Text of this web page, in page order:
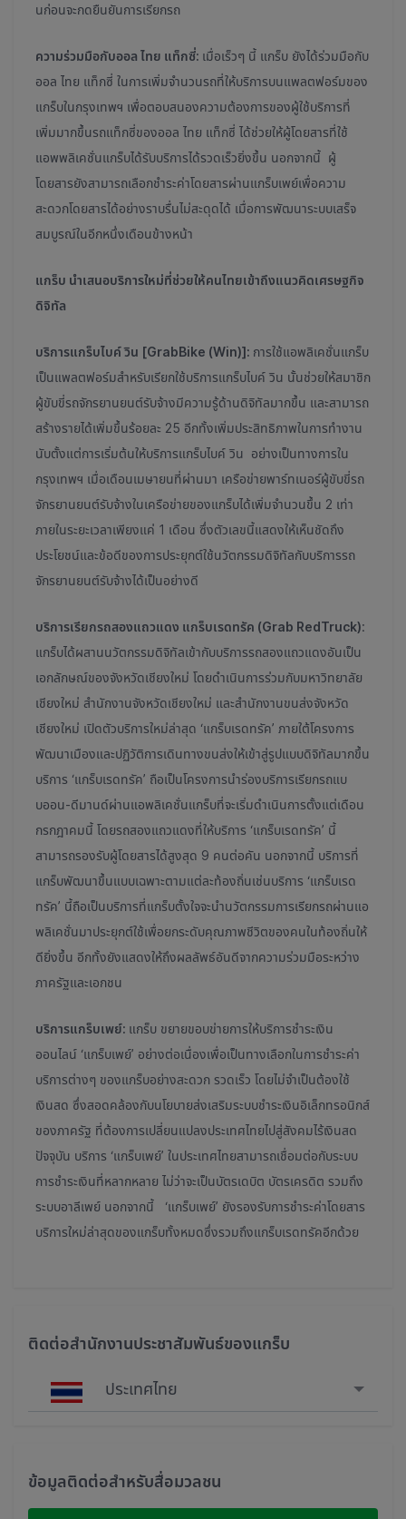
นก่อนจะกดยืนยันการเรียกรถ
ความร่วมมือกับออล ไทย แท็กซี่: เมื่อเร็วๆ นี้ แกร็บ ยังได้ร่วมมือกับ
ออล ไทย แท็กซี่ ในการเพิ่มจำนวนรถที่ให้บริการบนแพลตฟอร์มของ
แกร็บในกรุงเทพฯ เพื่อตอบสนองความต้องการของผู้ใช้บริการที่
เพิ่มมากขึ้นรถแท็กซี่ของออล ไทย แท็กซี่ ได้ช่วยให้ผู้โดยสารที่ใช้
แอพพลิเคชั่นแกร็บได้รับบริการได้รวดเร็วยิ่งขึ้น นอกจากนี้ ผู้
โดยสารยังสามารถเลือกชำระค่าโดยสารผ่านแกร็บเพย์เพื่อความ
สะดวกโดยสารได้อย่างราบรื่นไม่สะดุดได้ เมื่อการพัฒนาระบบเสร็จ
สมบูรณ์ในอีกหนึ่งเดือนข้างหน้า
แกร็บ นำเสนอบริการใหม่ที่ช่วยให้คนไทยเข้าถึงแนวคิดเศรษฐกิจ
ดิจิทัล
บริการแกร็บไบค์ วิน [GrabBike (Win)]: การใช้แอพลิเคชั่นแกร็บ
เป็นแพลตฟอร์มสำหรับเรียกใช้บริการแกร็บไบค์ วิน นั้นช่วยให้สมาชิก
ผู้ขับขี่รถจักรยานยนต์รับจ้างมีความรู้ด้านดิจิทัลมากขึ้น และสามารถ
สร้างรายได้เพิ่มขึ้นร้อยละ 25 อีกทั้งเพิ่มประสิทธิภาพในการทำงาน
นับตั้งแต่การเริ่มต้นให้บริการแกร็บไบค์ วิน อย่างเป็นทางการใน
กรุงเทพฯ เมื่อเดือนเมษายนที่ผ่านมา เครือข่ายพาร์ทเนอร์ผู้ขับขี่รถ
จักรยานยนต์รับจ้างในเครือข่ายของแกร็บได้เพิ่มจำนวนขึ้น 2 เท่า
ภายในระยะเวลาเพียงแค่ 1 เดือน ซึ่งตัวเลขนี้แสดงให้เห็นชัดถึง
ประโยชน์และข้อดีของการประยุกต์ใช้นวัตกรรมดิจิทัลกับบริการรถ
จักรยานยนต์รับจ้างได้เป็นอย่างดี
บริการเรียกรถสองแถวแดง แกร็บเรดทรัค (Grab RedTruck):
แกร็บได้ผสานนวัตกรรมดิจิทัลเข้ากับบริการรถสองแถวแดงอันเป็น
เอกลักษณ์ของจังหวัดเชียงใหม่ โดยดำเนินการร่วมกับมหาวิทยาลัย
เชียงใหม่ สำนักงานจังหวัดเชียงใหม่ และสำนักงานขนส่งจังหวัด
เชียงใหม่ เปิดตัวบริการใหม่ล่าสุด ‘แกร็บเรดทรัค’ ภายใต้โครงการ
พัฒนาเมืองและปฏิวัติการเดินทางขนส่งให้เข้าสู่รูปแบบดิจิทัลมากขึ้น
บริการ ‘แกร็บเรดทรัค’ ถือเป็นโครงการนำร่องบริการเรียกรถแบ
บออน-ดีมานด์ผ่านแอพลิเคชั่นแกร็บที่จะเริ่มดำเนินการตั้งแต่เดือน
กรกฎาคมนี้ โดยรถสองแถวแดงที่ให้บริการ ‘แกร็บเรดทรัค’ นี้
สามารถรองรับผู้โดยสารได้สูงสุด 9 คนต่อคัน นอกจากนี้ บริการที่
แกร็บพัฒนาขึ้นแบบเฉพาะตามแต่ละท้องถิ่นเช่นบริการ ‘แกร็บเรด
ทรัค’ นี้ถือเป็นบริการที่แกร็บตั้งใจจะนำนวัตกรรมการเรียกรถผ่านแอ
พลิเคชั่นมาประยุกต์ใช้เพื่อยกระดับคุณภาพชีวิตของคนในท้องถิ่นให้
ดียิ่งขึ้น อีกทั้งยังแสดงให้ถึงผลลัพธ์อันดีจากความร่วมมือระหว่าง
ภาครัฐและเอกชน
บริการแกร็บเพย์: แกร็บ ขยายขอบข่ายการให้บริการชำระเงิน
ออนไลน์ ‘แกร็บเพย์’ อย่างต่อเนื่องเพื่อเป็นทางเลือกในการชำระค่า
บริการต่างๆ ของแกร็บอย่างสะดวก รวดเร็ว โดยไม่จำเป็นต้องใช้
เงินสด ซึ่งสอดคล้องกับนโยบายส่งเสริมระบบชำระเงินอิเล็กทรอนิกส์
ของภาครัฐ ที่ต้องการเปลี่ยนแปลงประเทศไทยไปสู่สังคมไร้เงินสด
ปัจจุบัน บริการ ‘แกร็บเพย์’ ในประเทศไทยสามารถเชื่อมต่อกับระบบ
การชำระเงินที่หลากหลาย ไม่ว่าจะเป็นบัตรเดบิต บัตรเครดิต รวมถึง
ระบบอาลีเพย์ นอกจากนี้ ‘แกร็บเพย์’ ยังรองรับการชำระค่าโดยสาร
บริการใหม่ล่าสุดของแกร็บทั้งหมดซึ่งรวมถึงแกร็บเรดทรัคอีกด้วย
ติดต่อสำนักงานประชาสัมพันธ์ของแกร็บ
ประเทศไทย
Malaysia
ข้อมูลติดต่อสำหรับสื่อมวลชน